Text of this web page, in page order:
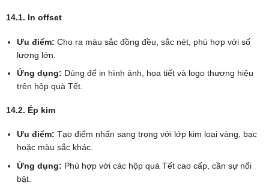
14.1. In offset
Ưu điểm: Cho ra màu sắc đồng đều, sắc nét, phù hợp với số
lượng lớn.
Ứng dụng: Dùng để in hình ảnh, họa tiết và logo thương hiệu
trên hộp quà Tết.
14.2. Ép kim
Ưu điểm: Tạo điểm nhấn sang trọng với lớp kim loại vàng, bạc
hoặc màu sắc khác.
Ứng dụng: Phù hợp với các hộp quà Tết cao cấp, cần sự nổi
bật.